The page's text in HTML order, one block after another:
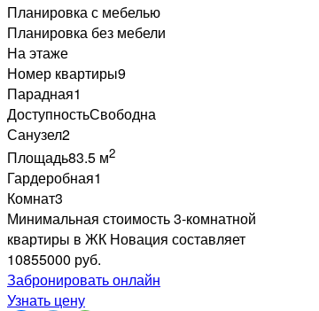
Планировка с мебелью
Планировка без мебели
На этаже
Номер квартиры9
Парадная1
ДоступностьСвободна
Санузел2
Площадь83.5 м2
Гардеробная1
Комнат3
Минимальная стоимость 3-комнатной
квартиры в ЖК Новация составляет
10855000 руб.
Забронировать онлайн
Узнать цену